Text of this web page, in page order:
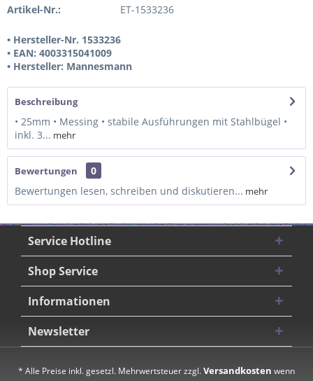
Artikel-Nr.: ET-1533236
• Hersteller-Nr. 1533236
• EAN: 4003315041009
• Hersteller: Mannesmann
Beschreibung
• 25mm • Messing • stabile Ausführungen mit Stahlbügel •
inkl. 3... mehr
Bewertungen
0
Bewertungen lesen, schreiben und diskutieren... mehr
Service Hotline
Shop Service
Informationen
Newsletter
* Alle Preise inkl. gesetzl. Mehrwertsteuer zzgl.Versandkosten wenn